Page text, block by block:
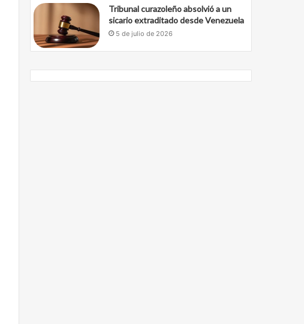
Tribunal curazoleño absolvió a un
sicario extraditado desde Venezuela
5 de julio de 2026